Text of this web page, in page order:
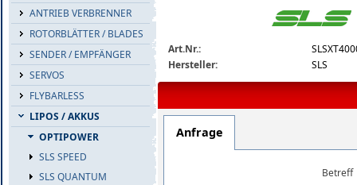
ANTRIEB VERBRENNER
ROTORBLÄTTER / BLADES
SENDER / EMPFÄNGER
SERVOS
FLYBARLESS
LIPOS / AKKUS
OPTIPOWER
SLS SPEED
SLS QUANTUM
slsxt40004130-detail.jpg
Art.Nr.:
Hersteller:
SLS
Anfrage
Betreff